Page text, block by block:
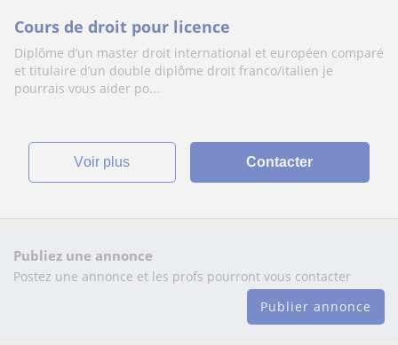
Cours de droit pour licence
Diplôme d’un master droit international et européen comparé
et titulaire d’un double diplôme droit franco/italien je
pourrais vous aider po...
voir plus Contacter
Publiez une annonce
Postez une annonce et les profs pourront vous contacter
Publier annonce